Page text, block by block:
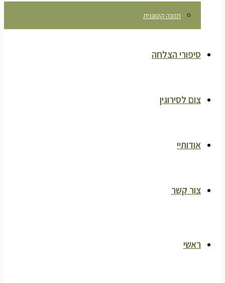
תזונה קטוגנית
סיפורי הצלחה
צום לסירוגין
אודותיי
צור קשר
ראשי